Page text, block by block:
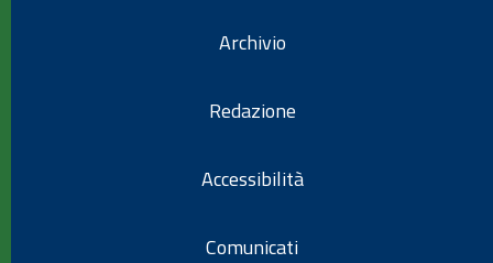
Archivio
Redazione
Accessibilità
Comunicati